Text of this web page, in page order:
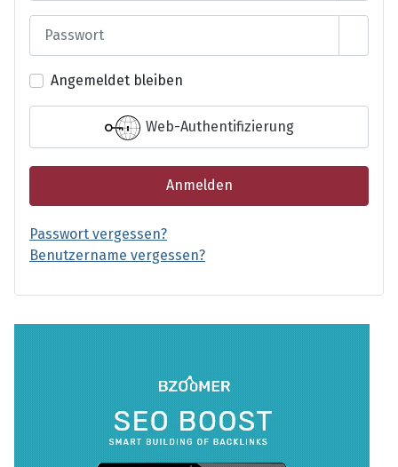
Angemeldet bleiben
Web-Authentifizierung
Anmelden
Passwort vergessen?
Benutzername vergessen?